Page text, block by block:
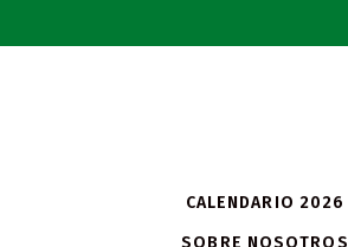
CALENDARIO 2026